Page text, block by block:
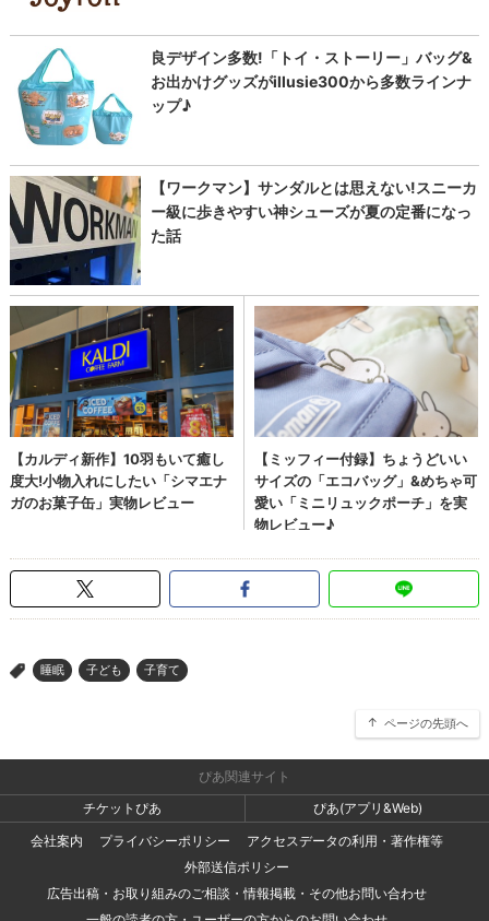
> 睡眠 子ども 子育て
ページの先頭へ
ぴあ関連サイト
チケットぴあ
ぴあ(アプリ&Web)
会社案内
プライバシーポリシー
アクセスデータの利用・著作権等
外部送信ポリシー
広告出稿・お取り組みのご相談・情報掲載・その他お問い合わせ